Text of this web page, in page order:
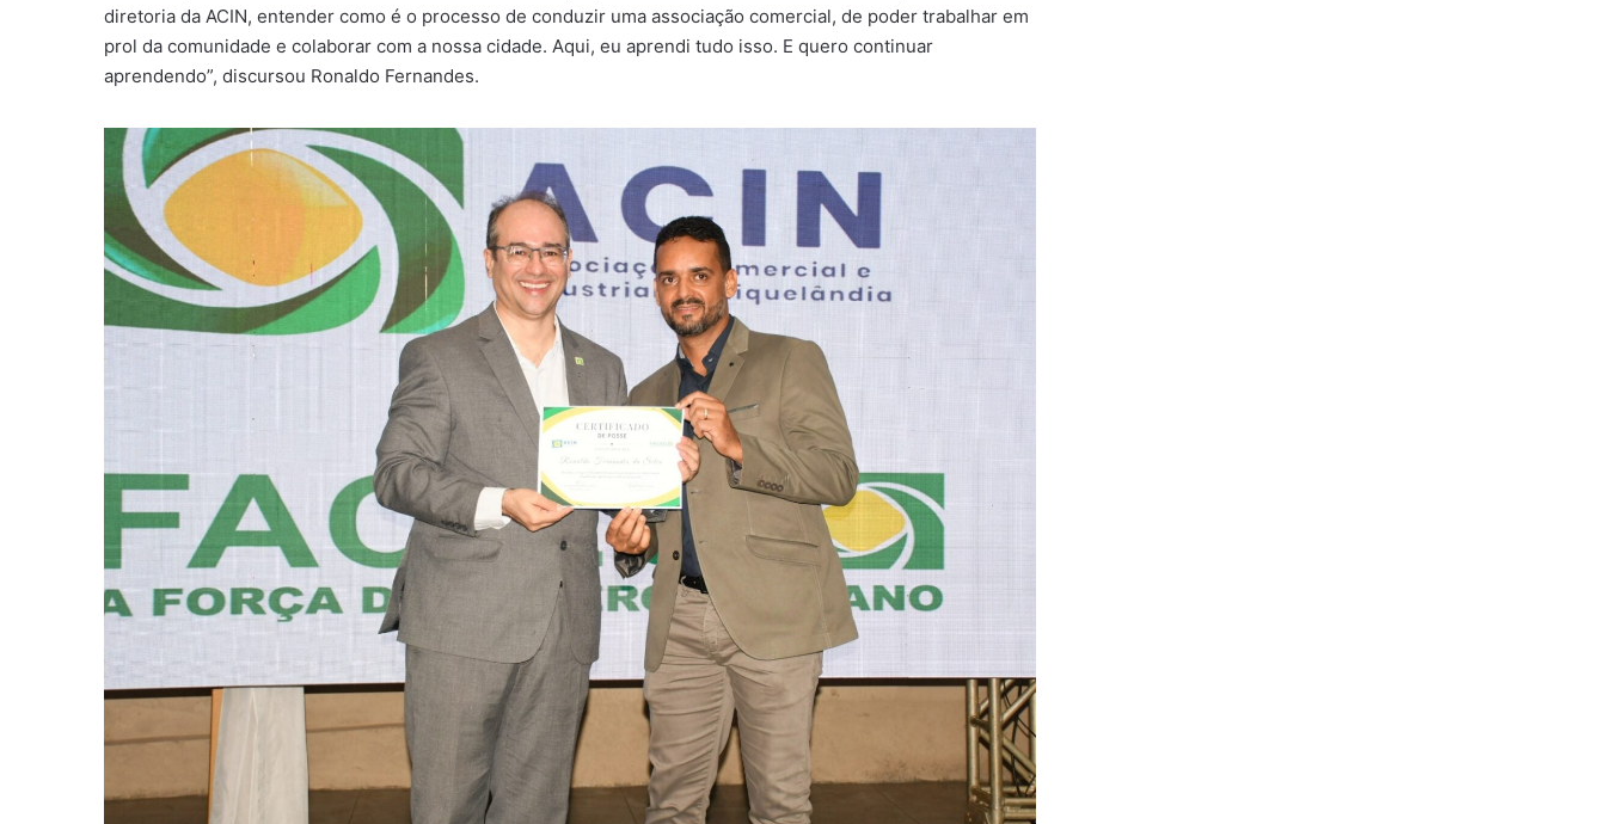
diretoria da ACIN, entender como é o processo de conduzir uma associação comercial, de poder trabalhar em
prol da comunidade e colaborar com a nossa cidade. Aqui, eu aprendi tudo isso. E quero continuar
aprendendo”, discursou Ronaldo Fernandes.